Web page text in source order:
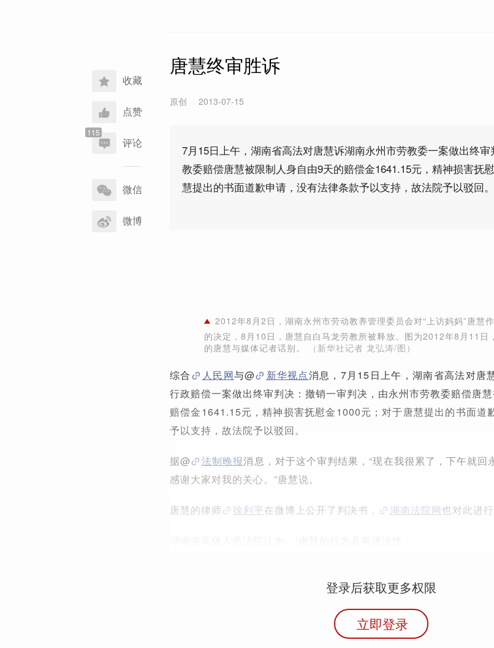
收藏
点赞
评论
享
到
微信
微博
唐慧终审胜诉
原创 2013-07-15
7月15日上午，湖南省高法对唐慧诉湖南永州市劳教委一案做出终
教委赔偿唐慧被限制人身自由9天的赔偿金1641.15元，精神损害抚
慧提出的书面道歉申请，没有法律条款予以支持，故法院予以驳回。
2012年8月2日，湖南永州市劳动教养管理委员会对“上访妈妈”唐慧
的决定，8月10日，唐慧自白马龙劳教所被释放。图为2012年8月11日
的唐慧与媒体记者话别。
（新华社记者 龙弘涛/图）
综合 人民网与@ 新华视点消息，7月15日上午，湖南省高法对唐
行政赔偿一案做出终审判决：撤销一审判决，由永州市劳教委赔偿唐
赔偿金1641.15元，精神损害抚慰金1000元；对于唐慧提出的书面道
予以支持，故法院予以驳回。
据@ 法制晚报消息，对于这个审判结果，“现在我很累了，下午就回
感谢大家对我的关心。”唐慧说。
唐慧的律师 徐利平在微博上公开了判决书， 湖南法院网也对此进行
登录后获取更多权限
立即登录